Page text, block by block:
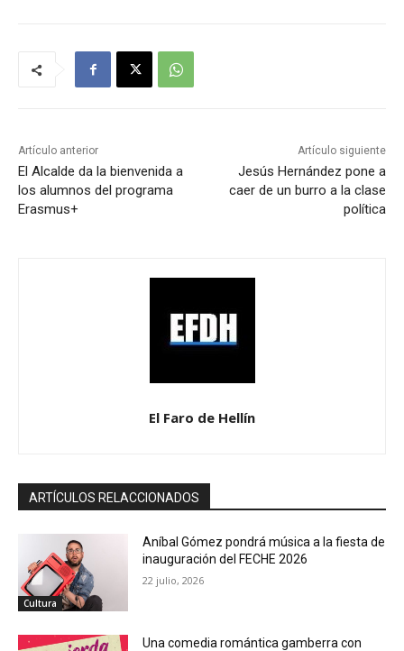
Artículo anterior
El Alcalde da la bienvenida a
los alumnos del programa
Erasmus+
Artículo siguiente
Jesús Hernández pone a
caer de un burro a la clase
política
El Faro de Hellín
ARTÍCULOS RELACCIONADOS
Cultura
Aníbal Gómez pondrá música a la fiesta de
inauguración del FECHE 2026
22 julio, 2026
Una comedia romántica gamberra con